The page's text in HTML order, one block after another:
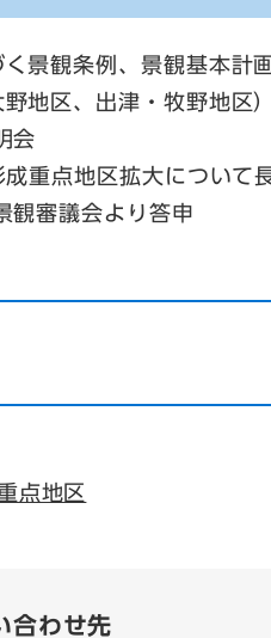
景観条例、景観基本計
地区、出津・牧野地区
会
重点地区拡大について
審議会より答申
点地区
合わせ先